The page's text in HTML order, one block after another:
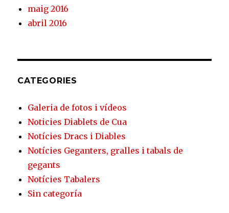
maig 2016
abril 2016
CATEGORIES
Galeria de fotos i vídeos
Noticies Diablets de Cua
Notícies Dracs i Diables
Notícies Geganters, gralles i tabals de
gegants
Notícies Tabalers
Sin categoría